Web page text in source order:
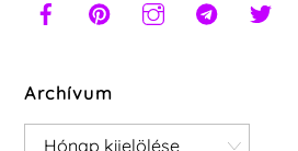
Archívum
Archívum